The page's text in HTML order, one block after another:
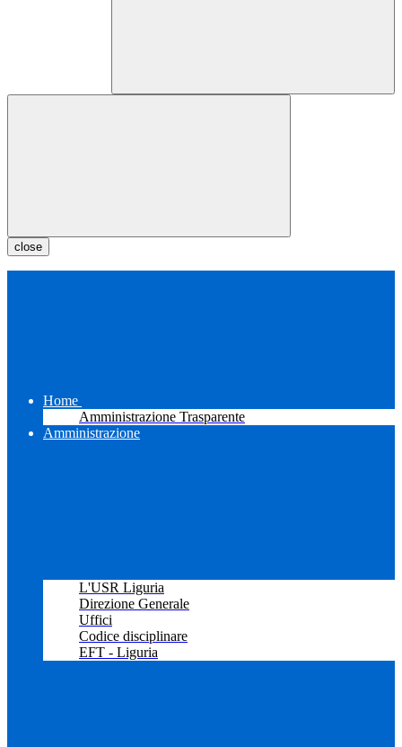
close
Home
Amministrazione Trasparente
Amministrazione
L'USR Liguria
Direzione Generale
Uffici
Codice disciplinare
EFT - Liguria